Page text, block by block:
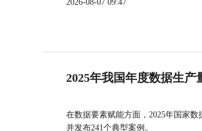
2026-08-07 09:47
2025年我国年度数据生产
在数据要素赋能方面，2025年国家数
并发布241个典型案例。